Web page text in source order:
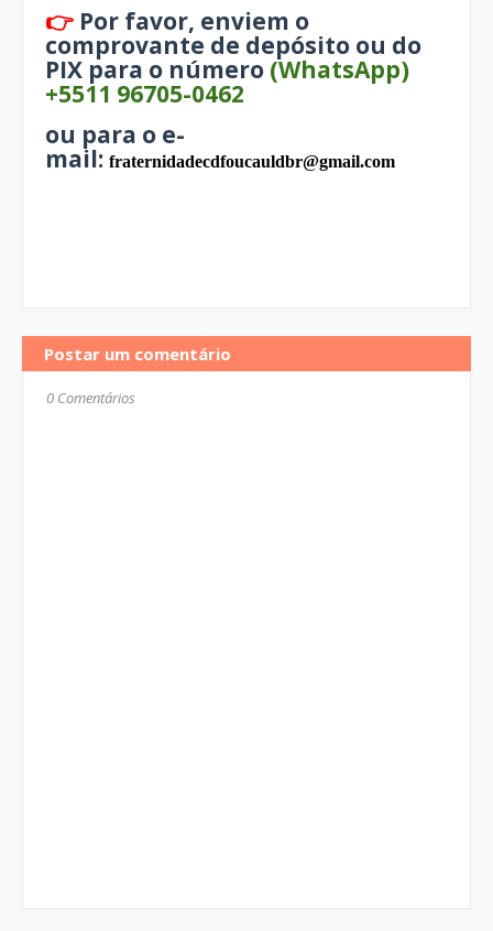
👉 Por favor, enviem o
comprovante de depósito ou do
PIX para o número (WhatsApp)
+5511 96705-0462
ou para o e-
mail: fraternidadecdfoucauldbr@gmail.com
Postar um comentário
0 Comentários